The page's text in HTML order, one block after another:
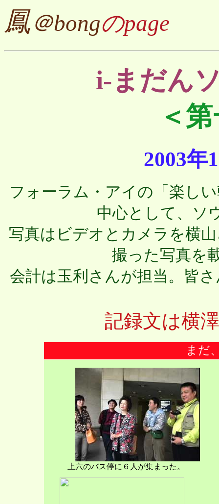
鳳＠bongのpage
i-まだん
＜
2003年
フォーラム・アイの「楽し
中心として、ソ
写真はビデオとカメラを横
撮った写真を
会計は玉利さんが担当。皆
記録文は横
まだ
上六のバス停に６人が集まった。